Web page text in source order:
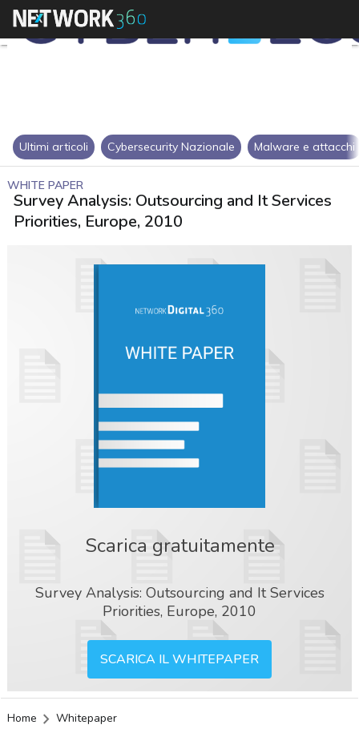
Ultimi articoli Cybersecurity Nazionale Malware e attacchi
WHITE PAPER
Survey Analysis: Outsourcing and It Services
Priorities, Europe, 2010
Scarica gratuitamente
Survey Analysis: Outsourcing and It Services
Priorities, Europe, 2010
SCARICA IL WHITEPAPER
Home Whitepaper